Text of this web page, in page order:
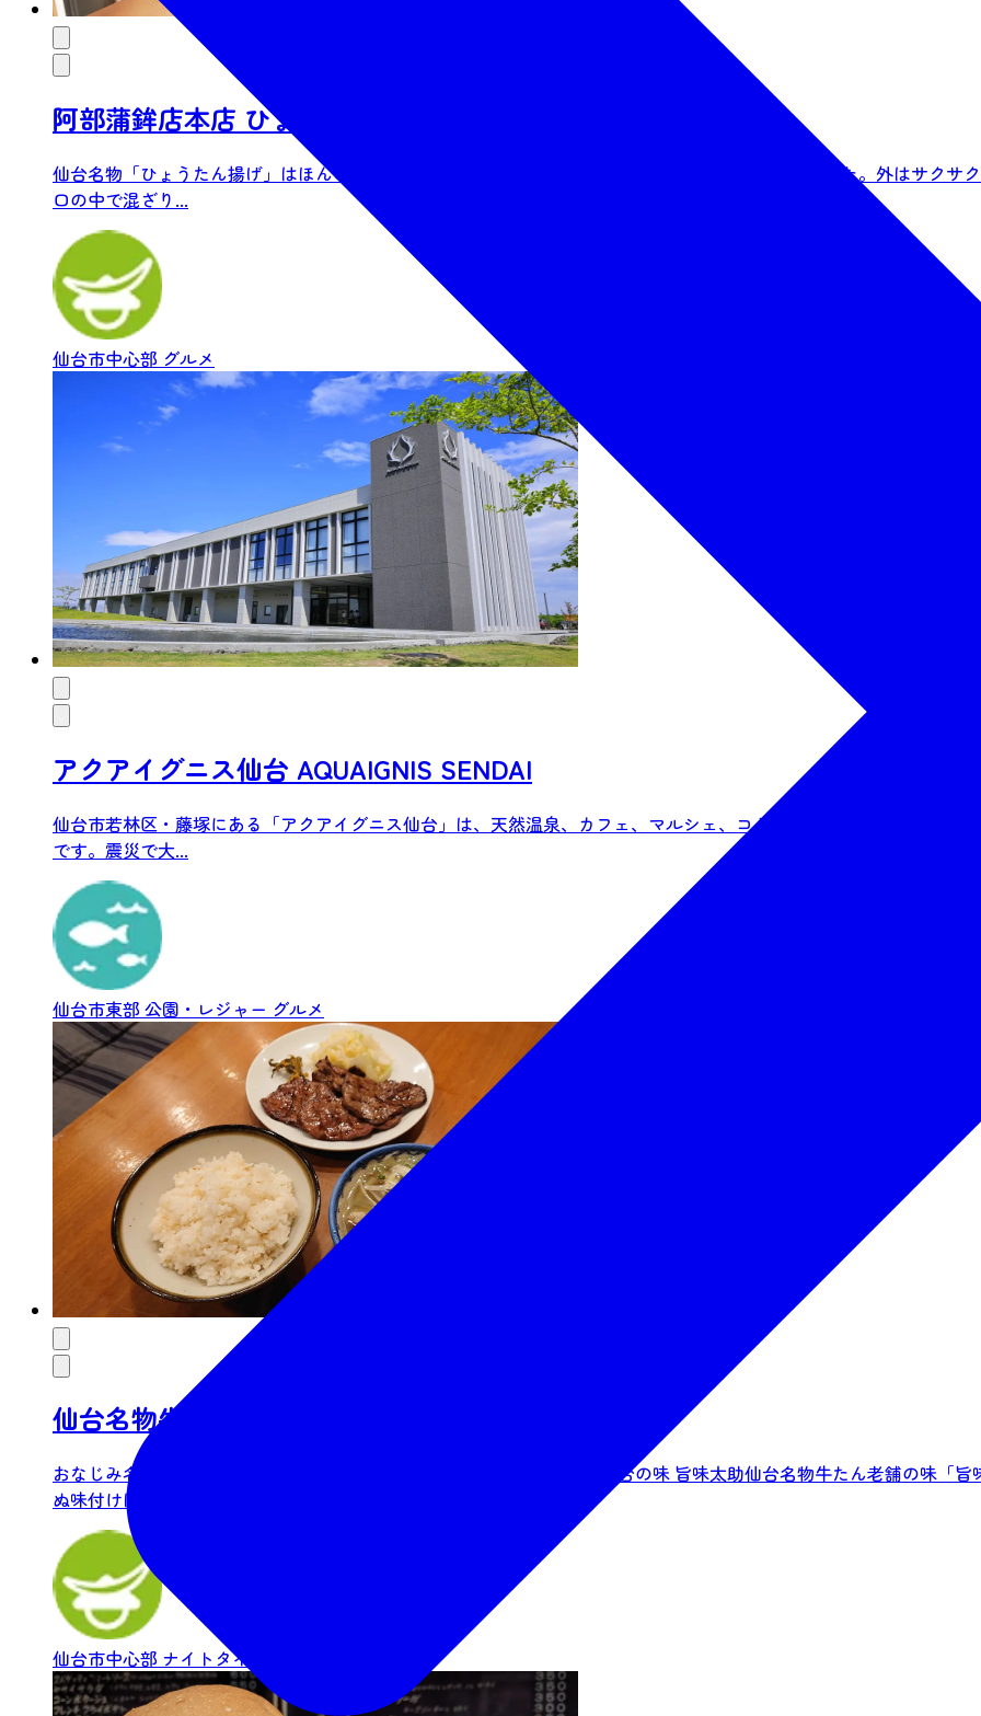
阿部蒲鉾店本店 ひょうたん揚げ店
仙台名物「ひょうたん揚げ」はほんのり塩味のかまぼこに少し甘い衣をまとわせてさっくり揚げました。外はサクサク
口の中で混ざり...
仙台市中心部 グルメ
アクアイグニス仙台 AQUAIGNIS SENDAI
仙台市若林区・藤塚にある「アクアイグニス仙台」は、天然温泉、カフェ、マルシェ、コミュニティスペース、車中泊
です。震災で大...
仙台市東部 公園・レジャー グルメ
仙台名物牛タン焼老舗の味「旨味太助」
おなじみ名代仙台牛タン ここに生きている秘伝の塩味炭焼自信の本味仙台の味 旨味太助仙台名物牛たん老舗の味「旨
ぬ味付けは素...
仙台市中心部 ナイトタイム